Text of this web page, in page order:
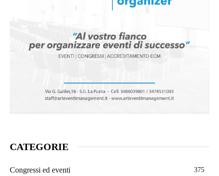
CATEGORIE
Congressi ed eventi 375